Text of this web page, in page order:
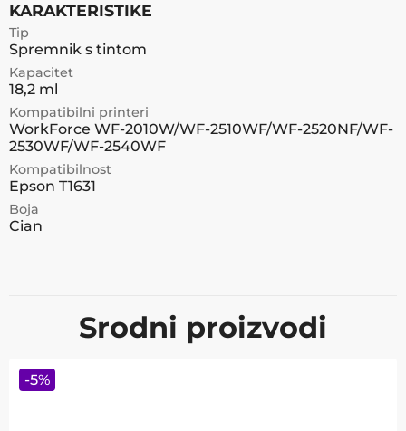
KARAKTERISTIKE
Tip
Spremnik s tintom
Kapacitet
18,2 ml
Kompatibilni printeri
WorkForce WF-2010W/WF-2510WF/WF-2520NF/WF-
2530WF/WF-2540WF
Kompatibilnost
Epson T1631
Boja
Cian
Srodni proizvodi
-5%